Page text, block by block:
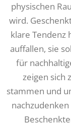
physischen
wird.
klare Tendenz
auffallen, sie
für
zeigen sich
stammen und